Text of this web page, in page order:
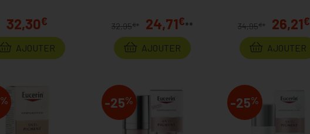
32,30€
AJOUTER
32,95€* 24,71€**
AJOUTER
34,95€* 26,21€
AJOUTER
% -25% -25%